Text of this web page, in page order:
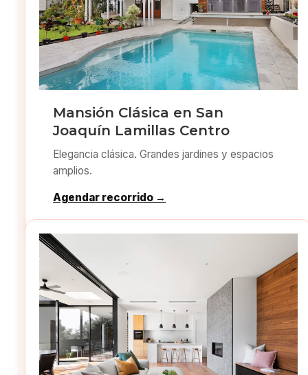
Mansión Clásica en San
Joaquín Lamillas Centro
Elegancia clásica. Grandes jardines y espacios
amplios.
Agendar recorrido →